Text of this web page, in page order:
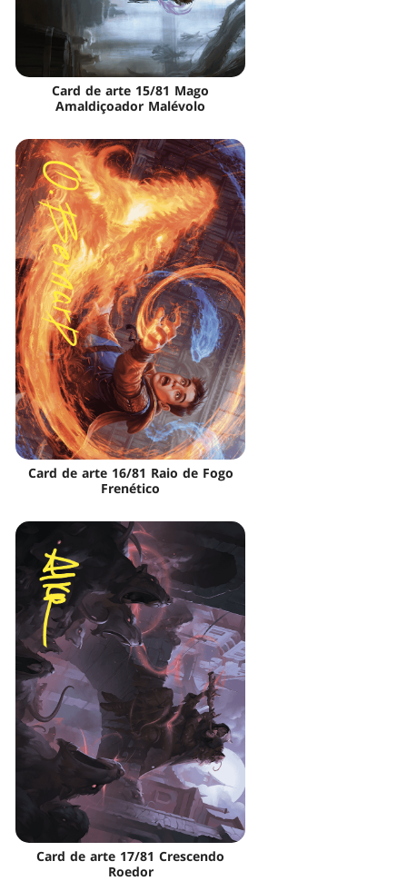
Card de arte 15/81 Mago
Amaldiçoador Malévolo
Card de arte 16/81 Raio de Fogo
Frenético
Card de arte 17/81 Crescendo
Roedor